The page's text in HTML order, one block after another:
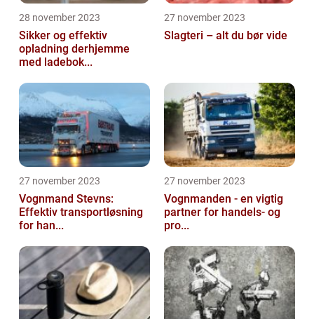
28 november 2023
Sikker og effektiv
opladning derhjemme
med ladebok...
27 november 2023
Slagteri – alt du bør vide
27 november 2023
Vognmand Stevns:
Effektiv transportløsning
for han...
27 november 2023
Vognmanden - en vigtig
partner for handels- og
pro...